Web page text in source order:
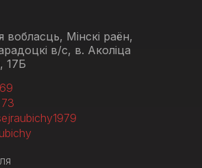
вобласць, Мінскі раён,
в/с, в. Аколіца
17Б